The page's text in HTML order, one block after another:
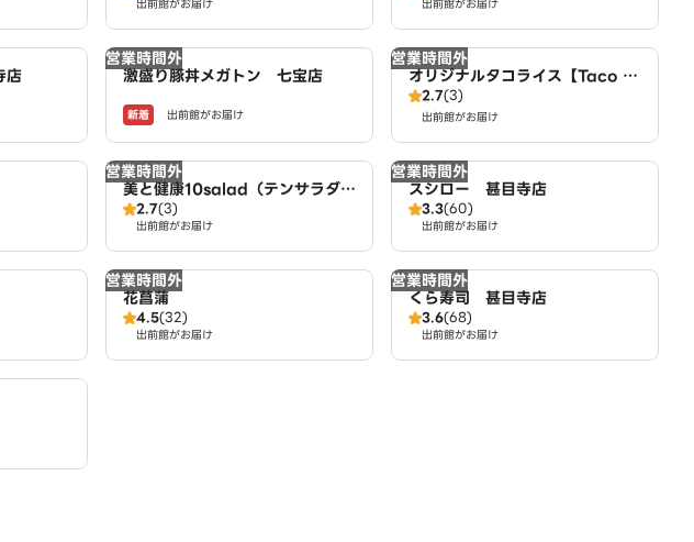
出前館がお届け 出前館がお届け
店
営業時間外
激盛り豚丼メガトン 七宝店
新着 出前館がお届け
営業時間外
オリジナルタコライス【Taco fe
liz】 名古屋店
2.7(3)
出前館がお届け
営業時間外
美と健康10salad（テンサラダ）
名古屋店
2.7(3)
出前館がお届け
営業時間外
スシロー 甚目寺店
3.3(60)
出前館がお届け
営業時間外
花菖蒲
4.5(32)
出前館がお届け
営業時間外
くら寿司 甚目寺店
3.6(68)
出前館がお届け